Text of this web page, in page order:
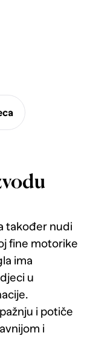
također nudi
fine motorike
ima
u
i potiče
i